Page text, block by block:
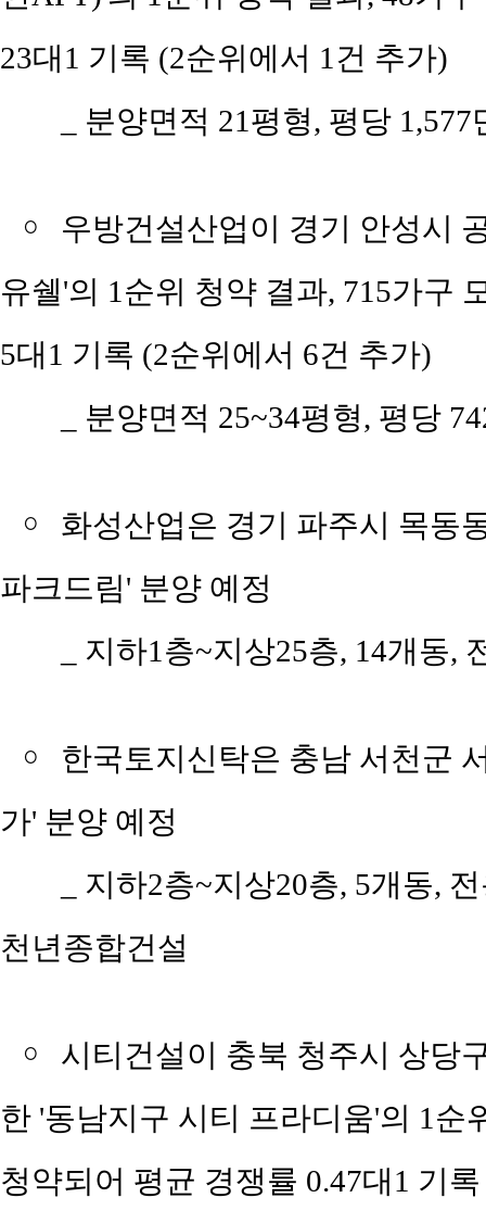
23대1 기록 (2순위에서 1건 추가)
_ 분양면적 21평형, 평당
￮
우방건설산업이 경기 안성시
유쉘'의 1순위 청약 결과, 715가구
5대1 기록 (2순위에서 6건 추가)
_ 분양면적 25~34평형, 평당
￮
화성산업은 경기 파주시 목동
파크드림' 분양 예정
_ 지하1층~지상25층, 14개동,
￮
한국토지신탁은 충남 서천군
가' 분양 예정
_ 지하2층~지상20층, 5개동,
천년종합건설
￮
시티건설이 충북 청주시 상당
한 '동남지구 시티 프라디움'의 1순
청약되어 평균 경쟁률 0.47대1 기록